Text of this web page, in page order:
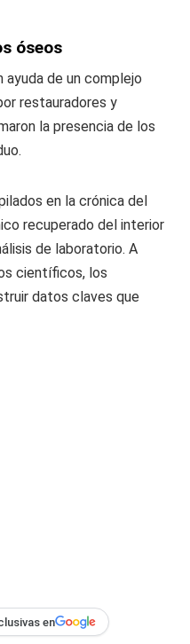
óseos
de un complejo
restauradores y
la presencia de los
en la crónica del
recuperado del interior
de laboratorio. A
científicos, los
datos claves que
en